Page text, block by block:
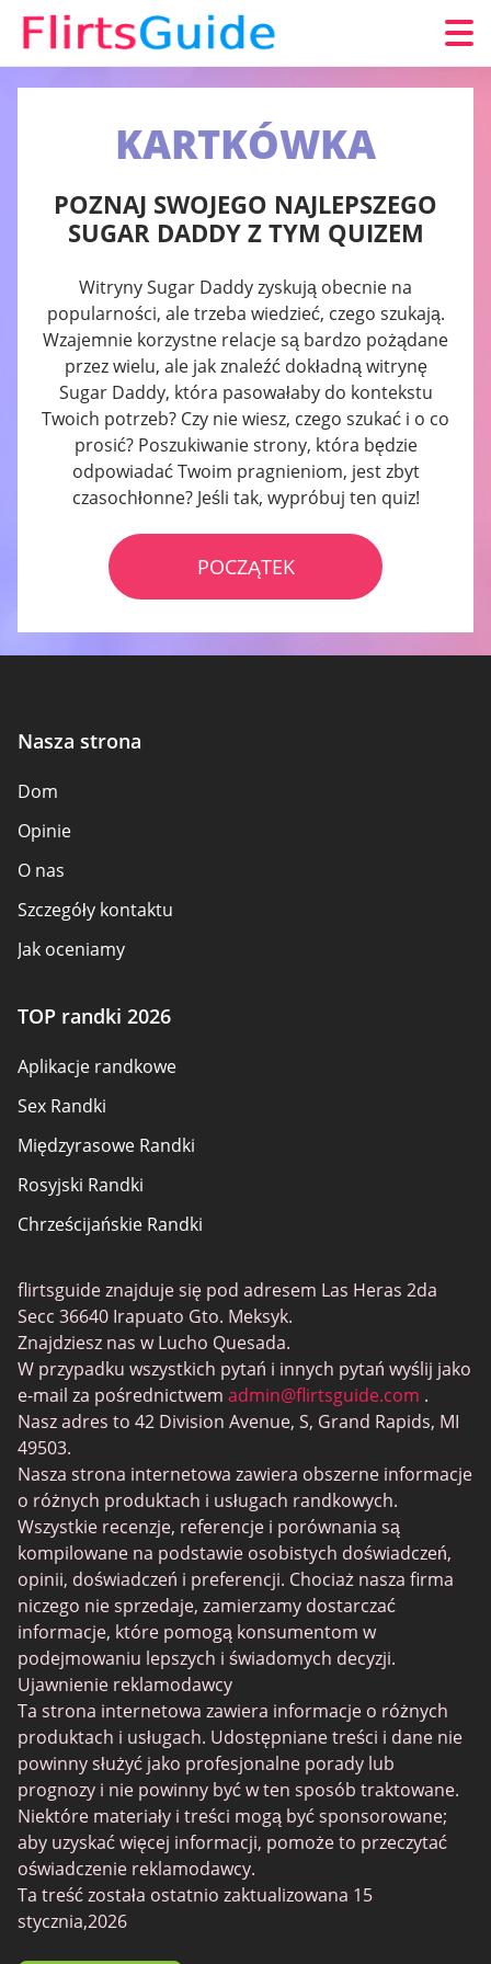
KARTKÓWKA
POZNAJ SWOJEGO NAJLEPSZEGO
SUGAR DADDY Z TYM QUIZEM
Witryny Sugar Daddy zyskują obecnie na
popularności, ale trzeba wiedzieć, czego szukają.
Wzajemnie korzystne relacje są bardzo pożądane
przez wielu, ale jak znaleźć dokładną witrynę
Sugar Daddy, która pasowałaby do kontekstu
Twoich potrzeb? Czy nie wiesz, czego szukać i o co
prosić? Poszukiwanie strony, która będzie
odpowiadać Twoim pragnieniom, jest zbyt
czasochłonne? Jeśli tak, wypróbuj ten quiz!
POCZĄTEK
Nasza strona
Dom
Opinie
O nas
Szczegóły kontaktu
Jak oceniamy
Omówienie zasad
Warunki korzystania
Mapa strony
TOP randki 2026
Aplikacje randkowe
Sex Randki
Międzyrasowe Randki
Rosyjski Randki
Chrześcijańskie Randki
Przypadkowy Sex Randki
Elite Randki
BBW Randki
Trans Randki
Cougar Randki
Randki dla dorosłych
Randki dla lesbijek
Gamer Randki
Senior Randki
SilverDaddies
Chat Avenue
Mingle2
SwingLifestyle
Feabie
Chatib
Cougar Life
Sugardaddymeet
flirtsguide znajduje się pod adresem Las Heras 2da
Secc 36640 Irapuato Gto. Meksyk.
Znajdziesz nas w Lucho Quesada.
W przypadku wszystkich pytań i innych pytań wyślij jako
e-mail za pośrednictwem admin@flirtsguide.com .
Nasz adres to 42 Division Avenue, S, Grand Rapids, MI
49503.
Nasza strona internetowa zawiera obszerne informacje
o różnych produktach i usługach randkowych.
Wszystkie recenzje, referencje i porównania są
kompilowane na podstawie osobistych doświadczeń,
opinii, doświadczeń i preferencji. Chociaż nasza firma
niczego nie sprzedaje, zamierzamy dostarczać
informacje, które pomogą konsumentom w
podejmowaniu lepszych i świadomych decyzji.
Ujawnienie reklamodawcy
Ta strona internetowa zawiera informacje o różnych
produktach i usługach. Udostępniane treści i dane nie
powinny służyć jako profesjonalne porady lub
prognozy i nie powinny być w ten sposób traktowane.
Niektóre materiały i treści mogą być sponsorowane;
aby uzyskać więcej informacji, pomoże to przeczytać
oświadczenie reklamodawcy.
Ta treść została ostatnio zaktualizowana 15
stycznia,2026